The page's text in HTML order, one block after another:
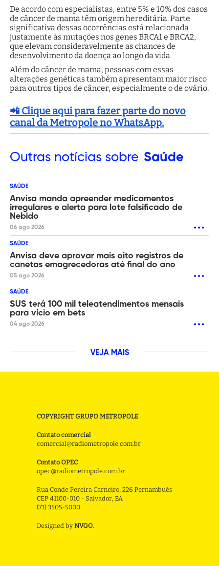
De acordo com especialistas, entre 5% e 10% dos casos
de câncer de mama têm origem hereditária. Parte
significativa dessas ocorrências está relacionada
justamente às mutações nos genes BRCA1 e BRCA2,
que elevam consideravelmente as chances de
desenvolvimento da doença ao longo da vida.
Além do câncer de mama, pessoas com essas
alterações genéticas também apresentam maior risco
para outros tipos de câncer, especialmente o de ovário.
📲 Clique aqui para fazer parte do novo
canal da Metropole no WhatsApp.
Outras notícias sobre Saúde
SAÚDE
Anvisa manda apreender medicamentos
irregulares e alerta para lote falsificado de
Nebido
06 ago 2026
SAÚDE
Anvisa deve aprovar mais oito registros de
canetas emagrecedoras até final do ano
05 ago 2026
SAÚDE
SUS terá 100 mil teleatendimentos mensais
para vício em bets
04 ago 2026
VEJA MAIS
COPYRIGHT GRUPO METROPOLE
Contato comercial
comercial@radiometropole.com.br
Contato OPEC
opec@radiometropole.com.br
Rua Conde Pereira Carneiro, 226 Pernambués
CEP 41100-010 - Salvador, BA
(71) 3505-5000
Designed by NVGO.